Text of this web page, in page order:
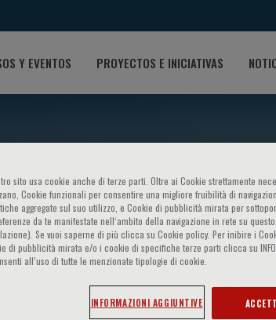
Y EVENTOS PROYECTOS E INICIATIVAS
sito usa cookie anche di terze parti. Oltre ai Cookie strettamente
Cookie funzionali per consentire una migliore fruibilità di
aggregate sul suo utilizzo, e Cookie di pubblicità mirata per
da te manifestate nell‘ambito della navigazione in rete su
Se vuoi saperne di più clicca su Cookie policy. Per inibire i
di pubblicità mirata e/o i cookie di specifiche terze parti clicca su
all’uso di tutte le menzionate tipologie di cookie.
INFORMAZIONI AGGIUNTIVE